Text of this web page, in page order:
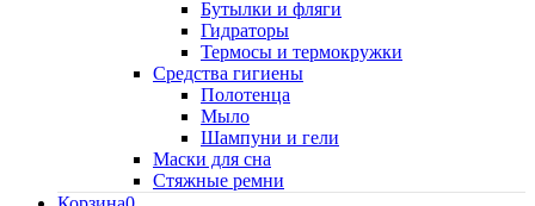
Бутылки и фляги
Гидраторы
Термосы и термокружки
Средства гигиены
Полотенца
Мыло
Шампуни и гели
Маски для сна
Стяжные ремни